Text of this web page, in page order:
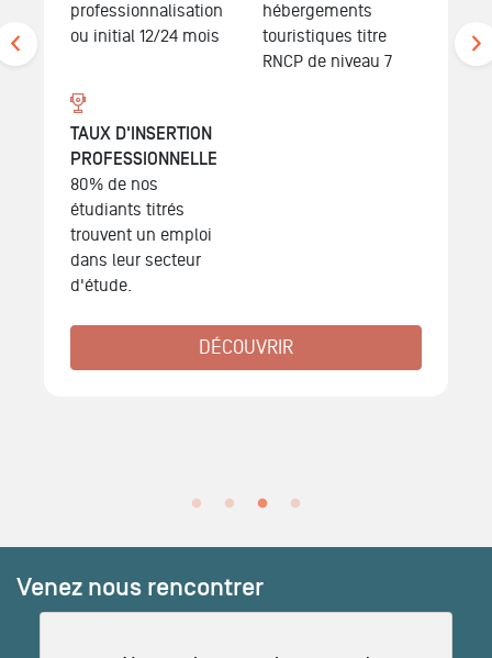
professionnalisation
ou initial 12/24 mois
hébergements
touristiques titre
RNCP de niveau 7
TAUX D'INSERTION
PROFESSIONNELLE
80% de nos
étudiants titrés
trouvent un emploi
dans leur secteur
d'étude.
DÉCOUVRIR
Venez nous rencontrer